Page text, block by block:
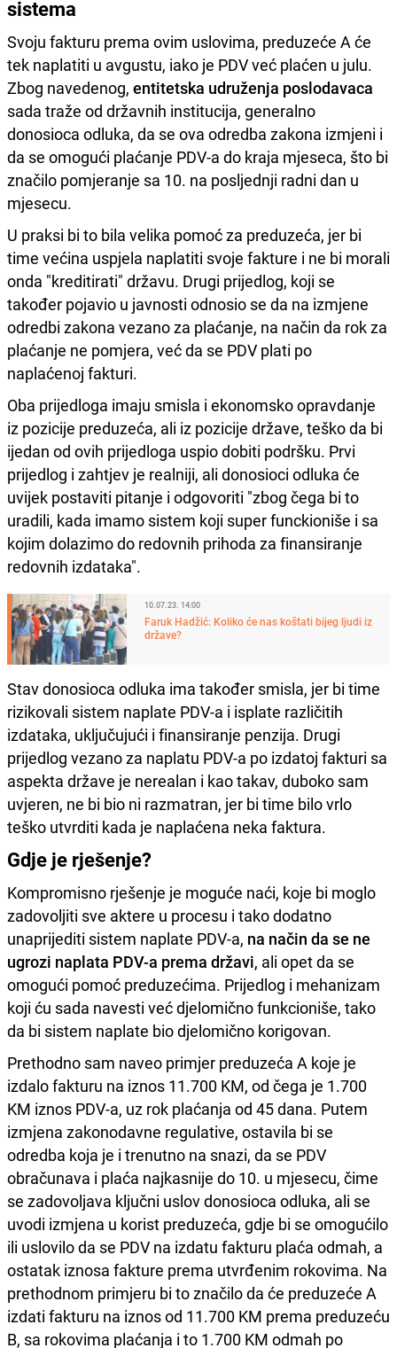
sistema
Svoju fakturu prema ovim uslovima, preduzeće A će
tek naplatiti u avgustu, iako je PDV već plaćen u julu.
Zbog navedenog, entitetska udruženja poslodavaca
sada traže od državnih institucija, generalno
donosioca odluka, da se ova odredba zakona izmjeni i
da se omogući plaćanje PDV-a do kraja mjeseca, što bi
značilo pomjeranje sa 10. na posljednji radni dan u
mjesecu.
U praksi bi to bila velika pomoć za preduzeća, jer bi
time većina uspjela naplatiti svoje fakture i ne bi morali
onda "kreditirati" državu. Drugi prijedlog, koji se
također pojavio u javnosti odnosio se da na izmjene
odredbi zakona vezano za plaćanje, na način da rok za
plaćanje ne pomjera, već da se PDV plati po
naplaćenoj fakturi.
Oba prijedloga imaju smisla i ekonomsko opravdanje
iz pozicije preduzeća, ali iz pozicije države, teško da bi
ijedan od ovih prijedloga uspio dobiti podršku. Prvi
prijedlog i zahtjev je realniji, ali donosioci odluka će
uvijek postaviti pitanje i odgovoriti "zbog čega bi to
uradili, kada imamo sistem koji super funckioniše i sa
kojim dolazimo do redovnih prihoda za finansiranje
redovnih izdataka".
10.07.23. 14:00
Faruk Hadžić: Koliko će nas koštati bijeg ljudi iz
države?
Stav donosioca odluka ima također smisla, jer bi time
rizikovali sistem naplate PDV-a i isplate različitih
izdataka, uključujući i finansiranje penzija. Drugi
prijedlog vezano za naplatu PDV-a po izdatoj fakturi sa
aspekta države je nerealan i kao takav, duboko sam
uvjeren, ne bi bio ni razmatran, jer bi time bilo vrlo
teško utvrditi kada je naplaćena neka faktura.
Gdje je rješenje?
Kompromisno rješenje je moguće naći, koje bi moglo
zadovoljiti sve aktere u procesu i tako dodatno
unaprijediti sistem naplate PDV-a, na način da se ne
ugrozi naplata PDV-a prema državi, ali opet da se
omogući pomoć preduzećima. Prijedlog i mehanizam
koji ću sada navesti već djelomično funkcioniše, tako
da bi sistem naplate bio djelomično korigovan.
Prethodno sam naveo primjer preduzeća A koje je
izdalo fakturu na iznos 11.700 KM, od čega je 1.700
KM iznos PDV-a, uz rok plaćanja od 45 dana. Putem
izmjena zakonodavne regulative, ostavila bi se
odredba koja je i trenutno na snazi, da se PDV
obračunava i plaća najkasnije do 10. u mjesecu, čime
se zadovoljava ključni uslov donosioca odluka, ali se
uvodi izmjena u korist preduzeća, gdje bi se omogućilo
ili uslovilo da se PDV na izdatu fakturu plaća odmah, a
ostatak iznosa fakture prema utvrđenim rokovima. Na
prethodnom primjeru bi to značilo da će preduzeće A
izdati fakturu na iznos od 11.700 KM prema preduzeću
B, sa rokovima plaćanja i to 1.700 KM odmah po